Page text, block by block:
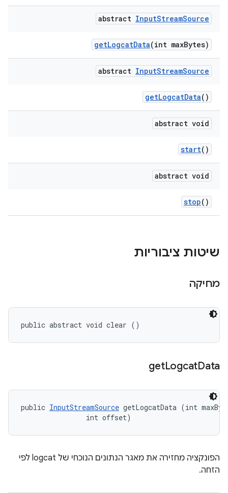
abstract InputStreamSource
getLogcatData(int maxBytes)
abstract InputStreamSource
getLogcatData()
abstract void
start()
abstract void
stop()
שיטות ציבוריות
מחיקה
public abstract void clear ()
getLogcatData
public InputStreamSource getLogcatData (int
                int offset)
הפונקציה מחזירה את מאגר הנתונים הנוכחי של logcat לפי
הזחה.